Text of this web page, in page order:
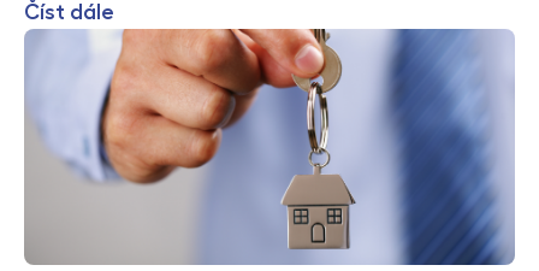
Číst dále